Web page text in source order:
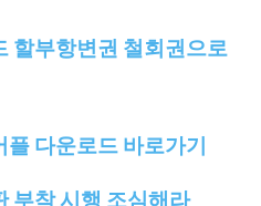
할부항변권 철회권으로
다운로드 바로가기
부착 시행 조심해라